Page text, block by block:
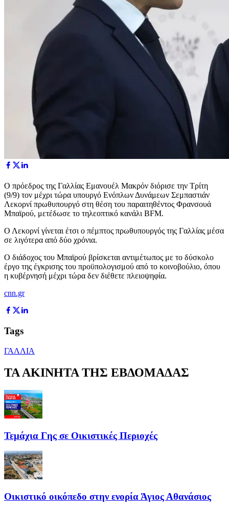
Ο πρόεδρος της Γαλλίας Εμανουέλ Μακρόν διόρισε την Τρίτη
(9/9) τον μέχρι τώρα υπουργό Ενόπλων Δυνάμεων Σεμπαστιάν
Λεκορνί πρωθυπουργό στη θέση του παραιτηθέντος Φρανσουά
Μπαϊρού, μετέδωσε το τηλεοπτικό κανάλι BFM.
Ο Λεκορνί γίνεται έτσι ο πέμπτος πρωθυπουργός της Γαλλίας μέσα
σε λιγότερα από δύο χρόνια.
Ο διάδοχος του Μπαϊρού βρίσκεται αντιμέτωπος με το δύσκολο
έργο της έγκρισης του προϋπολογισμού από το κοινοβούλιο, όπου
η κυβέρνησή μέχρι τώρα δεν διέθετε πλειοψηφία.
cnn.gr
Tags
ΓΑΛΛΙΑ
ΤΑ ΑΚΙΝΗΤΑ ΤΗΣ ΕΒΔΟΜΑΔΑΣ
Τεμάχια Γης σε Οικιστικές Περιοχές
Οικιστικό οικόπεδο στην ενορία Άγιος Αθανάσιος